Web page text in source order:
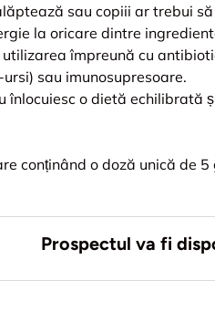
sau copiii ar trebui
la oricare dintre
împreună cu
sau imunosupresoare.
înlocuiesc o dietă echilibrată
conținând o doză unică de 5
Prospectul va fi